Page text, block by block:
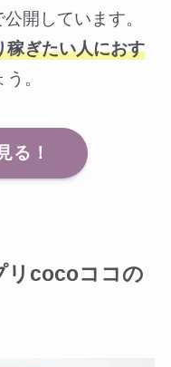
開しています。
稼ぎたい人におす
。
る！
リcocoココの